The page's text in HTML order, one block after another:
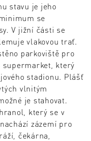
stavu je jeho
se
V jižní části se
vlakovou trať.
parkoviště pro
který
stadionu. Plášť
vlnitým
je stahovat.
který se v
zázemí pro
čekárna,